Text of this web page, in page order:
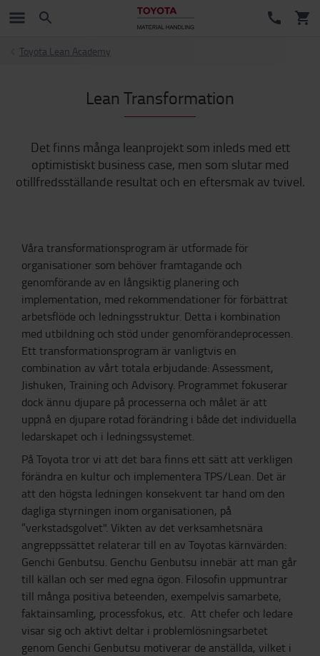
Toyota Lean Academy
Lean Transformation
Det finns många leanprojekt som inleds med ett
optimistiskt business case, men som slutar med
otillfredsställande resultat och en eftersmak av tvivel.
Våra transformationsprogram är utformade för
organisationer som behöver framtagande och
genomförande av en långsiktig planering och
implementation, med rekommendationer för förbättrat
arbetsflöde och ledningsstruktur. Detta i kombination
med utbildning och stöd under genomförandeprocessen.
Ett transformationsprogram är vanligtvis en
combination av vårt totala erbjudande: Assessment,
Jishuken, Training och Advisory. Programmet fokuserar
dock ännu djupare på processerna och målet är att
uppnå en djupare rotad förändring i både det individuella
ledarskapet och i ledningssystemet.
På Toyota tror vi att det bara finns ett sätt att verkligen
förändra en kultur och implementera TPS/Lean. Det är
att den högsta ledningen konsekvent tar hand om den
dagliga styrningen inom organisationen, på
”verkstadsgolvet". Vikten av det verksamhetsnära
angreppssättet relaterar till en av Toyotas kärnvärden:
Genchi Genbutsu. Genchu Genbutsu innebär att man går
till källan och ser med egna ögon. Filosofin uppmuntrar
till många positiva beteenden, exempelvis samarbete,
faktainsamling, processfokus, etc. Att chefer och ledare
visar sig och aktivt deltar i problemlösningsarbetet
genom Genchi Genbutsu motiverar de anställda, vilket i